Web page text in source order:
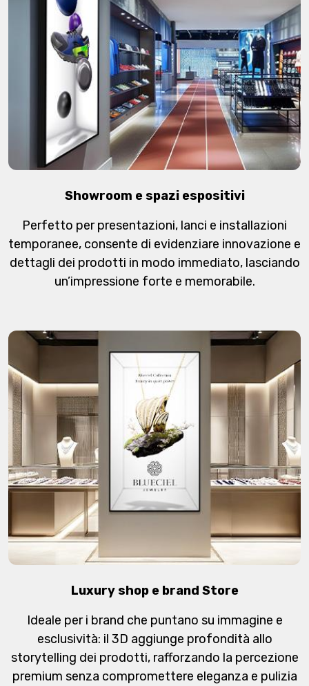
Showroom e spazi espositivi
Perfetto per presentazioni, lanci e installazioni
temporanee, consente di evidenziare innovazione e
dettagli dei prodotti in modo immediato, lasciando
un’impressione forte e memorabile.
Luxury shop e brand Store
Ideale per i brand che puntano su immagine e
esclusività: il 3D aggiunge profondità allo
storytelling dei prodotti, rafforzando la percezione
premium senza compromettere eleganza e pulizia